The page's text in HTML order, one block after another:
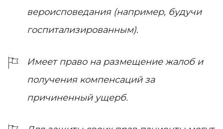
вероисповедания (например, будучи
госпитализированным).
Имеет право на размещение жалоб и
получения компенсаций за
причиненный ущерб.